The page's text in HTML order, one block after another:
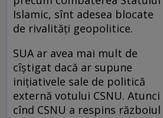
Islamic, sînt adesea blocate
de rivalități geopolitice.
SUA ar avea mai mult de
cîștigat dacă ar supune
inițiativele sale de politică
externă votului ­CSNU. Atunci
cînd CSNU a respins războiul